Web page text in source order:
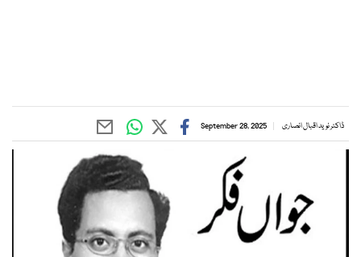
ڈاکٹر نوید اقبال انصاری September 28, 2025